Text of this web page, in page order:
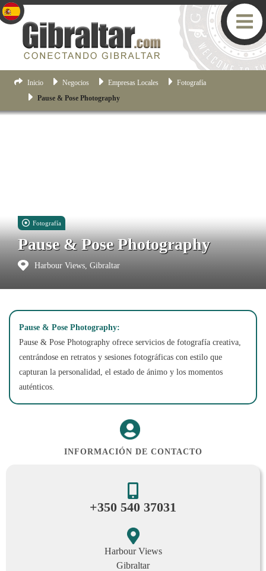
Inicio Negocios Empresas Locales
Fotografía
Pause & Pose Photography
Fotografía
Pause & Pose Photography
Harbour Views, Gibraltar
Pause & Pose Photography:
Pause & Pose Photography ofrece servicios de fotografía creativa,
centrándose en retratos y sesiones fotográficas con estilo que
capturan la personalidad, el estado de ánimo y los momentos
auténticos.
INFORMACIÓN DE CONTACTO
+350 540 37031
Harbour Views
Gibraltar